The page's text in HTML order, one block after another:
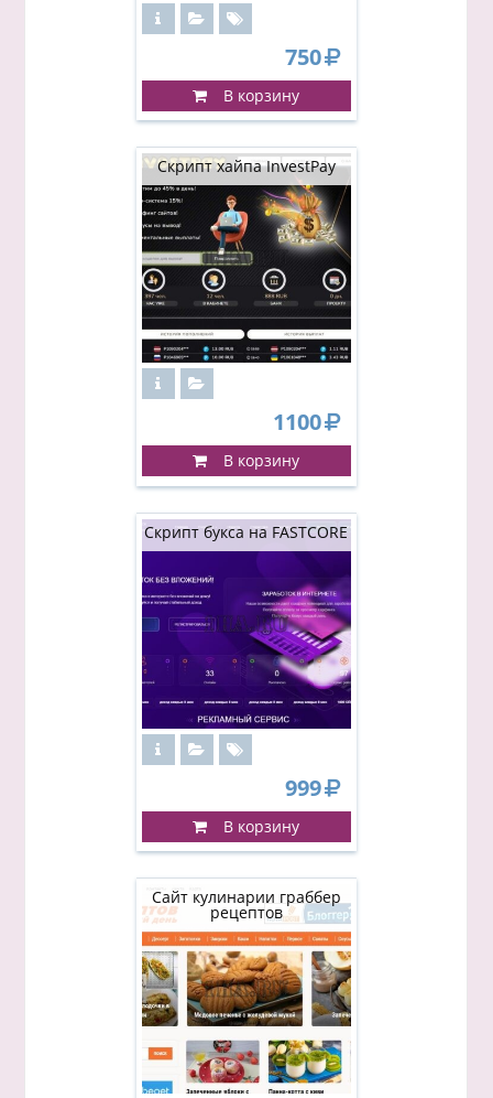
750
В корзину
Скрипт хайпа InvestPay
1100
В корзину
Скрипт букса на FASTCORE
999
В корзину
Сайт кулинарии граббер
рецептов